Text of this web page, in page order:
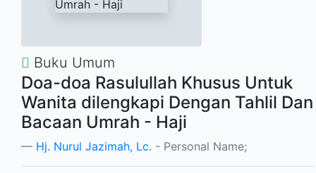
Buku Umum
Doa-doa Rasulullah Khusus Untuk
Wanita dilengkapi Dengan Tahlil Dan
Bacaan Umrah - Haji
Hj. Nurul Jazimah, Lc. - Personal Name;